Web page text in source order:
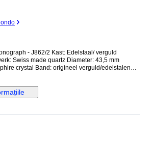
2 Kast: Edelstaal/ verguld
Swiss made quartz Diameter: 43,5 mm
en verzekerd verstuurd (DHL-express).